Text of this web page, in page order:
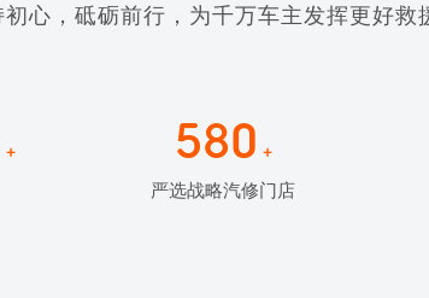
初心，砥砺前行，为千万车主发挥更好救
+ 580 +
严选战略汽修门店